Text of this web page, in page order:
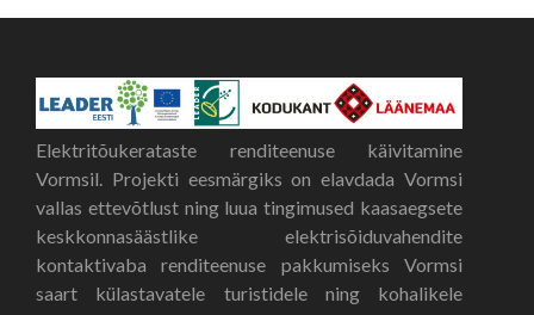
Elektritõukerataste renditeenuse käivitamine
Vormsil. Projekti eesmärgiks on elavdada Vormsi
vallas ettevõtlust ning luua tingimused kaasaegsete
keskkonnasäästlike elektrisõiduvahendite
kontaktivaba renditeenuse pakkumiseks Vormsi
saart külastavatele turistidele ning kohalikele